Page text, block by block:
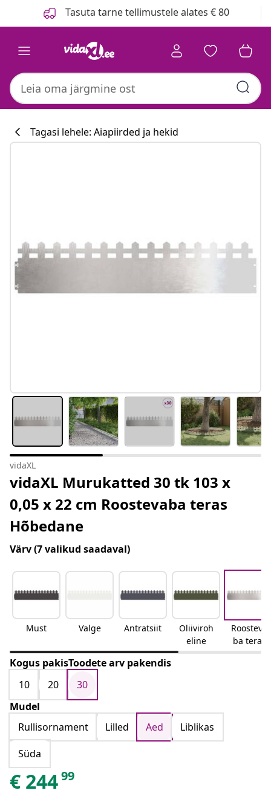
Tasuta tarne tellimustele alates € 80
Tagasi lehele: Aiapiirded ja hekid
vidaXL
vidaXL Murukatted 30 tk 103 x
0,05 x 22 cm Roostevaba teras
Hõbedane
Värv(7 valikud saadaval)
Must Valge Antratsiit
Oliiviroh
eline
Roosteva
ba teras
Kogus pakisToodete arv pakendis
10
20
30
Mudel
Rullisornament
Lilled Aed
Liblikas
Süda
€ 24499